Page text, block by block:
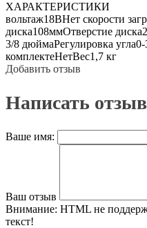
ХАРАКТЕРИСТИКИ
вольтаж18ВНет скорости
диска108ммОтверстие
3/8 дюймаРегулировка
комплектеНетВес1,7 кг
Добавить отзыв
Написать отзыв
Ваше имя:
Ваш отзыв
Внимание: HTML не
текст!